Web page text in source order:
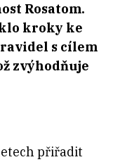
Rosatom.
kroky ke
s cílem
zvýhodňuje
přiřadit